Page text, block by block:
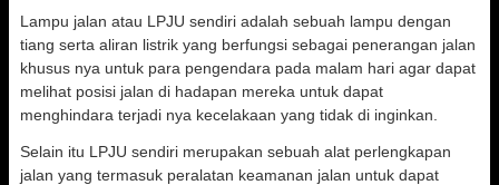
Lampu jalan atau LPJU sendiri adalah sebuah lampu dengan
tiang serta aliran listrik yang berfungsi sebagai penerangan jalan
khusus nya untuk para pengendara pada malam hari agar dapat
melihat posisi jalan di hadapan mereka untuk dapat
menghindara terjadi nya kecelakaan yang tidak di inginkan.
Selain itu LPJU sendiri merupakan sebuah alat perlengkapan
jalan yang termasuk peralatan keamanan jalan untuk dapat